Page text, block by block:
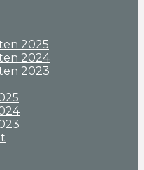
2025
2024
2023